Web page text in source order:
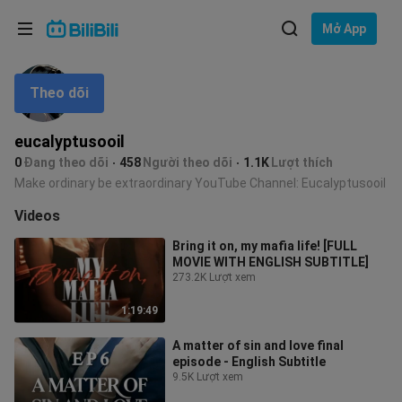
Mở App
eucalyptusooil
0Đang theo dõi 458 Người theo dõi 1.1K Lượt thích
Theo dõi
Make ordinary be extraordinary YouTube Channel: Eucalyptusooil
Videos
1:19:49
Bring it on, my mafia life! [FULL
MOVIE WITH ENGLISH SUBTITLE]
273.2K Lượt xem
A matter of sin and love final
episode - English Subtitle
9.5K Lượt xem
Ngôn ngữ: Tiếng Việt
Lựa chọn ngôn ngữ
English
ภาษาไทย
Tiếng Việt
Bahasa Indonesia
Bahasa Melayu